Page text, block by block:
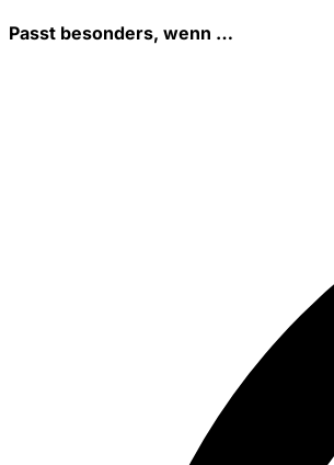
Passt besonders, wenn …